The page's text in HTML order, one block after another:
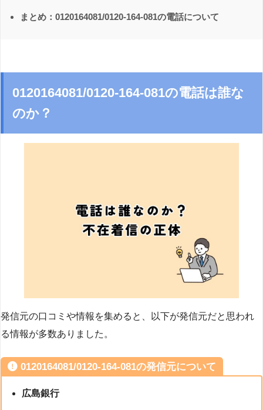
まとめ：0120164081/0120-164-081の電話について
0120164081/0120-164-081の電話は誰な
のか？
発信元の口コミや情報を集めると、以下が発信元だと思われ
る情報が多数ありました。
0120164081/0120-164-081の発信元について
広島銀行